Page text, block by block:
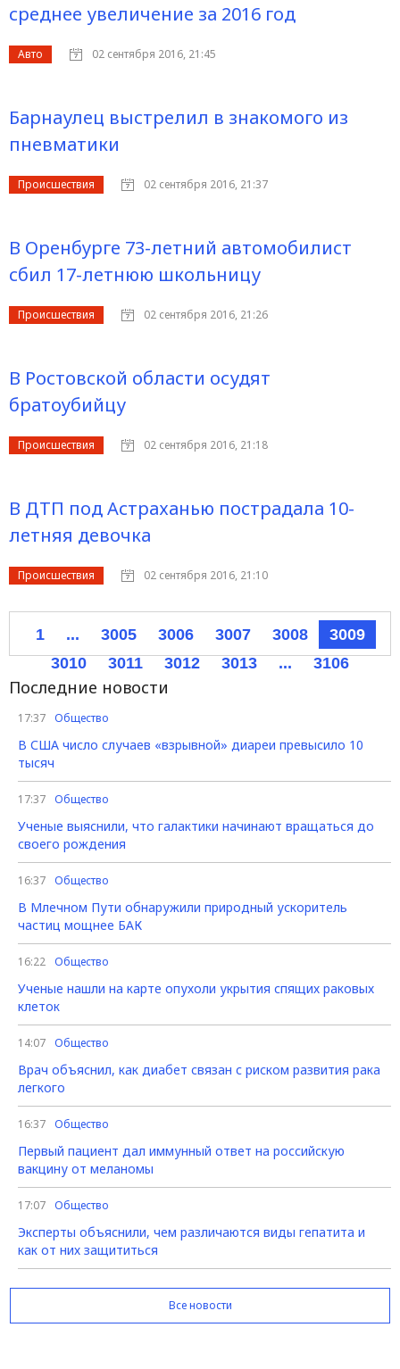
среднее увеличение за 2016 год
Авто 02 сентября 2016, 21:45
Барнаулец выстрелил в знакомого из
пневматики
Происшествия 02 сентября 2016, 21:37
В Оренбурге 73-летний автомобилист
сбил 17-летнюю школьницу
Происшествия 02 сентября 2016, 21:26
В Ростовской области осудят
братоубийцу
Происшествия 02 сентября 2016, 21:18
В ДТП под Астраханью пострадала 10-
летняя девочка
Происшествия 02 сентября 2016, 21:10
1 ... 3005 3006 3007 3008
3009
3010
3011 3012 3013 ... 3106
Последние новости
17:37 Общество
В США число случаев «взрывной» диареи превысило 10
тысяч
17:37 Общество
Ученые выяснили, что галактики начинают вращаться до
своего рождения
16:37 Общество
В Млечном Пути обнаружили природный ускоритель
частиц мощнее БАК
16:22 Общество
Ученые нашли на карте опухоли укрытия спящих раковых
клеток
14:07 Общество
Врач объяснил, как диабет связан с риском развития рака
легкого
16:37 Общество
Первый пациент дал иммунный ответ на российскую
вакцину от меланомы
17:07 Общество
Эксперты объяснили, чем различаются виды гепатита и
как от них защититься
Все новости